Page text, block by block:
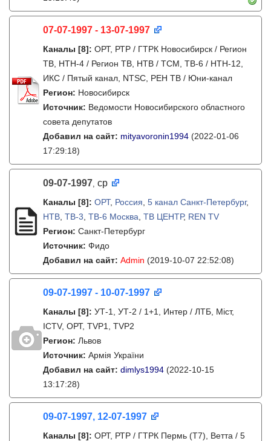
07-07-1997 - 13-07-1997
Каналы [8]: ОРТ, РТР / ГТРК Новосибирск / Регион
ТВ, НТН-4 / Регион ТВ, НТВ / ТСМ, ТВ-6 / НТН-12,
ИКС / Пятый канал, NTSC, РЕН ТВ / Юни-канал
Регион: Новосибирск
Источник: Ведомости Новосибирского областного
совета депутатов
Добавил на сайт: mityavoronin1994 (2022-01-06
17:29:18)
09-07-1997, ср
Каналы [8]: ОРТ, Россия 5 канал Санкт-Петербург,
НТВ ТВ-3 ТВ-6 Москва ТВ ЦЕНТР, REN TV
Регион: Санкт-Петербург
Источник: Фидо
Добавил на сайт: Admin (2019-10-07 22:52:08)
09-07-1997 - 10-07-1997
Каналы [8]: УТ-1, УТ-2 / 1+1, Интер / ЛТБ, Міст,
ICTV, ОРТ, TVP1, TVP2
Регион: Львов
Источник: Армія України
Добавил на сайт: dimlys1994 (2022-10-15
13:17:28)
09-07-1997, 12-07-1997
Каналы [8]: ОРТ, РТР / ГТРК Пермь (Т7), Ветта / 5